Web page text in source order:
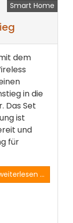
Smart Home
dem
in die
Das Set
ist
und
für
...